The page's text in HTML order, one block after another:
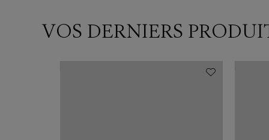
VOS DERNIERS